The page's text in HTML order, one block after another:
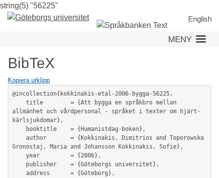
string(5) "56225"
till
huvudinnehåll
English
MENY
BibTeX
Kopiera urklipp
@incollection{kokkinakis-etal-2006-bygga-56225,
allmänhet och vårdpersonal - språket i texter om hjärt-
kärlsjukdomar},
Gronostaj, Maria and Johansson Kokkinakis, Sofie},